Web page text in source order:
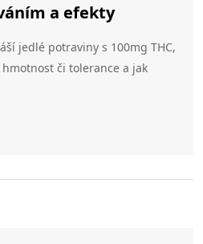
a efekty
jedlé potraviny s 100mg THC,
či tolerance a jak